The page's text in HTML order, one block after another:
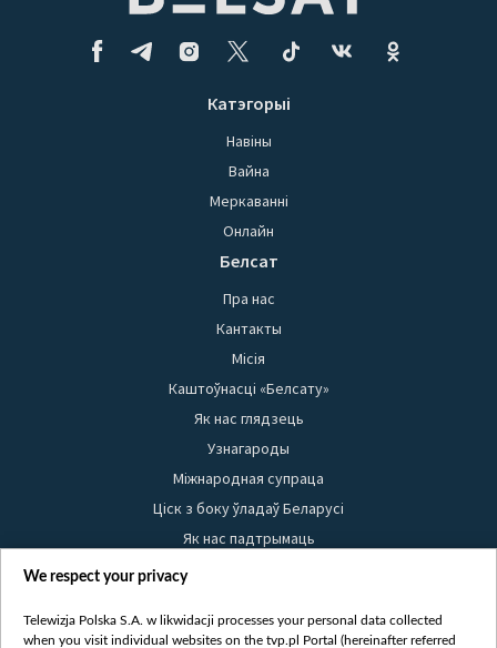
Катэгорыі
Навіны
Вайна
Меркаванні
Онлайн
Белсат
Пра нас
Кантакты
Місія
Каштоўнасці «Белсату»
Як нас глядзець
Узнагароды
Міжнародная супраца
Ціск з боку ўладаў Беларусі
Як нас падтрымаць
Правілы выкарыстання матэрыялаў
Бяспека
We respect your privacy
Telewizja Polska S.A. w likwidacji processes your personal data collected
when you visit individual websites on the tvp.pl Portal (hereinafter referred